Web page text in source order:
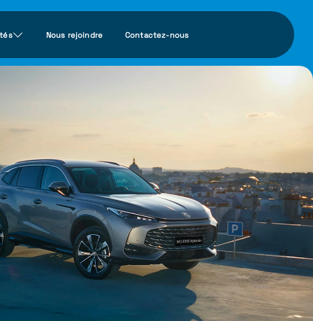
Nous rejoindre Contactez-nous